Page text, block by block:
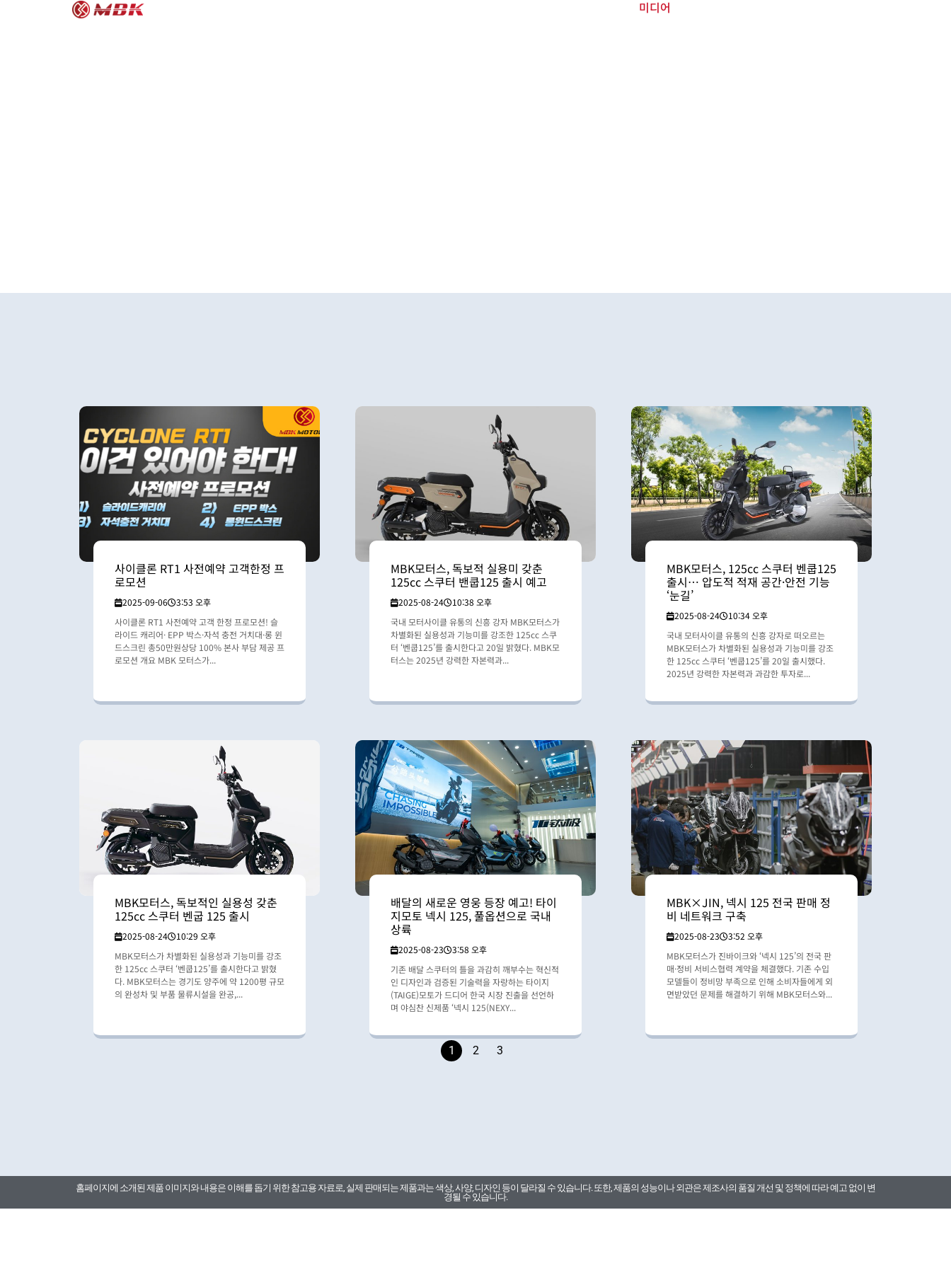
미디어
사이클론 RT1 사전예약 고객한정 프
로모션
2025-09-06
3:53 오후
사이클론 RT1 사전예약 고객 한정 프로모션! 슬
라이드 캐리어· EPP 박스·자석 충전 거치대·롱 윈
드스크린 총50만원상당 100% 본사 부담 제공 프
로모션 개요 MBK 모터스가...
MBK모터스, 독보적 실용미 갖춘
125cc 스쿠터 밴쿱125 출시 예고
2025-08-24
10:38 오후
국내 모터사이클 유통의 신흥 강자 MBK모터스가
차별화된 실용성과 기능미를 강조한 125cc 스쿠
터 ‘벤쿱125’를 출시한다고 20일 밝혔다. MBK모
터스는 2025년 강력한 자본력과...
MBK모터스, 125cc 스쿠터 벤쿱125
출시… 압도적 적재 공간·안전 기능
‘눈길’
2025-08-24
10:34 오후
국내 모터사이클 유통의 신흥 강자로 떠오르는
MBK모터스가 차별화된 실용성과 기능미를 강조
한 125cc 스쿠터 ‘벤쿱125’를 20일 출시했다.
2025년 강력한 자본력과 과감한 투자로...
MBK모터스, 독보적인 실용성 갖춘
125cc 스쿠터 벤굽 125 출시
2025-08-24
10:29 오후
MBK모터스가 차별화된 실용성과 기능미를 강조
한 125cc 스쿠터 ‘벤쿱125’를 출시한다고 밝혔
다. MBK모터스는 경기도 양주에 약 1200평 규모
의 완성차 및 부품 물류시설을 완공,...
배달의 새로운 영웅 등장 예고! 타이
지모토 넥시 125, 풀옵션으로 국내
상륙
2025-08-23
3:58 오후
기존 배달 스쿠터의 틀을 과감히 깨부수는 혁신적
인 디자인과 검증된 기술력을 자랑하는 타이지
(TAIGE)모토가 드디어 한국 시장 진출을 선언하
며 야심찬 신제품 ‘넥시 125(NEXY...
MBK×JIN, 넥시 125 전국 판매 정
비 네트워크 구축
2025-08-23
3:52 오후
MBK모터스가 진바이크와 ‘넥시 125’의 전국 판
매·정비 서비스협력 계약을 체결했다. 기존 수입
모델들이 정비망 부족으로 인해 소비자들에게 외
면받았던 문제를 해결하기 위해 MBK모터스와...
1 2 3
홈페이지에 소개된 제품 이미지와 내용은 이해를 돕기 위한 참고용 자료로, 실제 판매되는 제품과는 색상, 사양, 디자인 등이 달라질 수 있습니다. 또한, 제품의 성능이나 외관은 제조사의 품질 개선 및 정책에 따라 예고 없이 변
경될 수 있습니다.